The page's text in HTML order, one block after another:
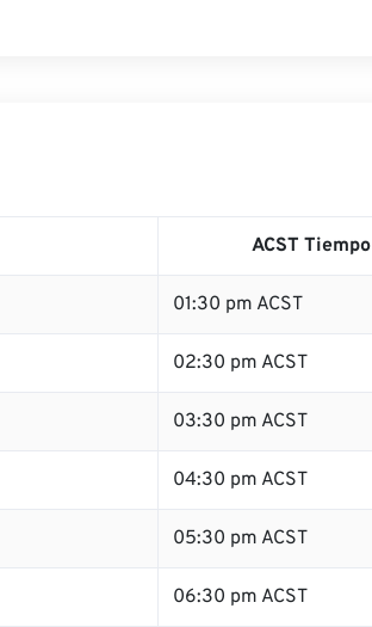
ACST Tiempo
01:30 pm ACST
02:30 pm ACST
03:30 pm ACST
04:30 pm ACST
05:30 pm ACST
06:30 pm ACST